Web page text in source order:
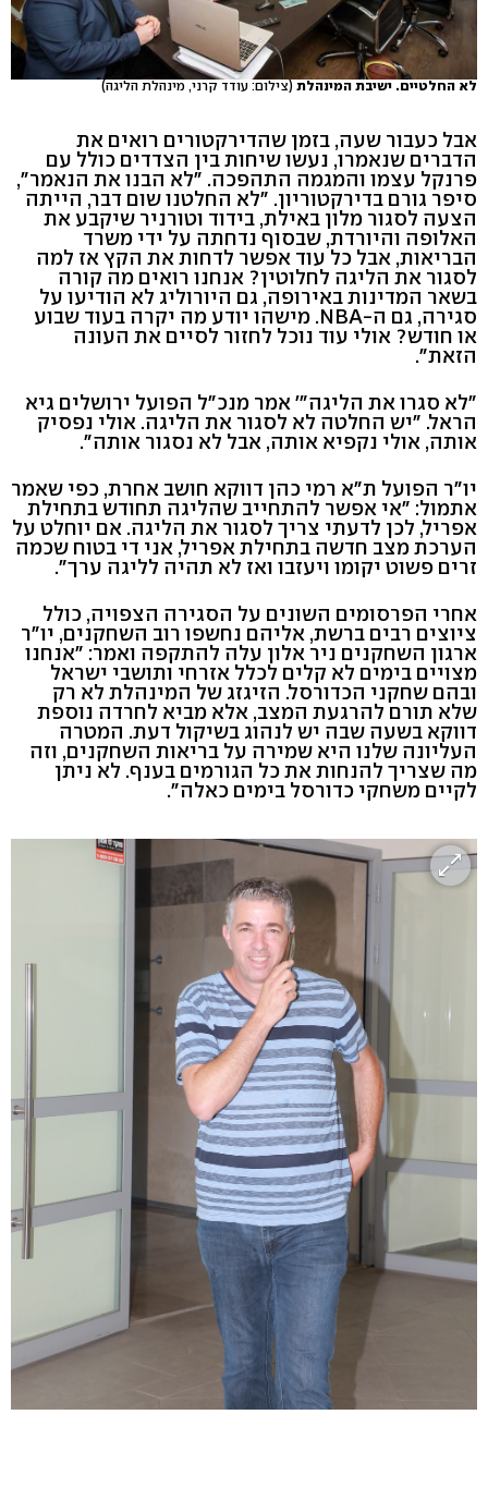
לא החלטיים. ישיבת המינהלת (צילום: עודד קרני, מינהלת הליגה)
אבל כעבור שעה, בזמן שהדירקטורים רואים את
הדברים שנאמרו, נעשו שיחות בין הצדדים כולל עם
פרנקל עצמו והמגמה התהפכה. "לא הבנו את הנאמר",
סיפר גורם בדירקטוריון. "לא החלטנו שום דבר, הייתה
הצעה לסגור מלון באילת, בידוד וטורניר שיקבע את
האלופה והיורדת, שבסוף נדחתה על ידי משרד
הבריאות, אבל כל עוד אפשר לדחות את הקץ אז למה
לסגור את הליגה לחלוטין? אנחנו רואים מה קורה
בשאר המדינות באירופה, גם היורוליג לא הודיעו על
סגירה, גם ה-NBA. מישהו יודע מה יקרה בעוד שבוע
או חודש? אולי עוד נוכל לחזור לסיים את העונה
הזאת".
"לא סגרו את הליגה"' אמר מנכ"ל הפועל ירושלים גיא
הראל. "יש החלטה לא לסגור את הליגה. אולי נפסיק
אותה, אולי נקפיא אותה, אבל לא נסגור אותה".
יו"ר הפועל ת"א רמי כהן דווקא חושב אחרת, כפי שאמר
אתמול: "אי אפשר להתחייב שהליגה תחודש בתחילת
אפריל, לכן לדעתי צריך לסגור את הליגה. אם יוחלט על
הערכת מצב חדשה בתחילת אפריל, אני די בטוח שכמה
זרים פשוט יקומו ויעזבו ואז לא תהיה לליגה ערך".
אחרי הפרסומים השונים על הסגירה הצפויה, כולל
ציוצים רבים ברשת, אליהם נחשפו רוב השחקנים, יו"ר
ארגון השחקנים ניר אלון עלה להתקפה ואמר: "אנחנו
מצויים בימים לא קלים לכלל אזרחי ותושבי ישראל
ובהם שחקני הכדורסל. הזיגזג של המינהלת לא רק
שלא תורם להרגעת המצב, אלא מביא לחרדה נוספת
דווקא בשעה שבה יש לנהוג בשיקול דעת. המטרה
העליונה שלנו היא שמירה על בריאות השחקנים, וזה
מה שצריך להנחות את כל הגורמים בענף. לא ניתן
לקיים משחקי כדורסל בימים כאלה".